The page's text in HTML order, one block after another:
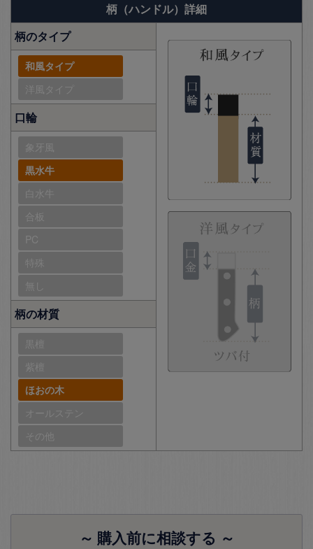
柄（ハンドル）詳細
柄のタイプ
和風タイプ
洋風タイプ
口輪
象牙風
黒水牛
白水牛
合板
PC
特殊
無し
柄の材質
黒檀
紫檀
ほおの木
オールステン
その他
～ 購入前に相談する ～